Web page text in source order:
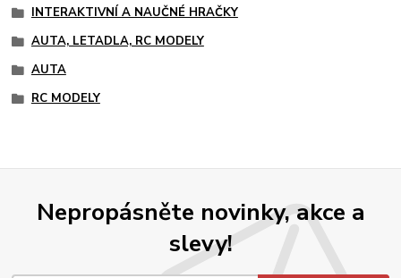
INTERAKTIVNÍ A NAUČNÉ HRAČKY
AUTA, LETADLA, RC MODELY
AUTA
RC MODELY
Nepropásněte novinky, akce a
slevy!